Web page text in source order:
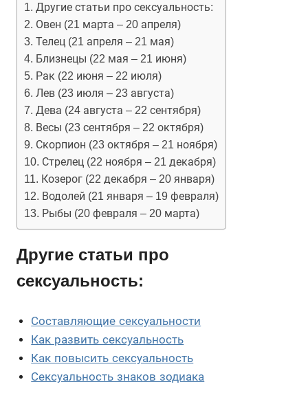
Другие статьи про сексуальность:
Овен (21 марта – 20 апреля)
Телец (21 апреля – 21 мая)
Близнецы (22 мая – 21 июня)
Рак (22 июня – 22 июля)
Лев (23 июля – 23 августа)
Дева (24 августа – 22 сентября)
Весы (23 сентября – 22 октября)
Скорпион (23 октября – 21 ноября)
Стрелец (22 ноября – 21 декабря)
Козерог (22 декабря – 20 января)
Водолей (21 января – 19 февраля)
Рыбы (20 февраля – 20 марта)
Другие статьи про
сексуальность:
Составляющие сексуальности
Как развить сексуальность
Как повысить сексуальность
Сексуальность знаков зодиака